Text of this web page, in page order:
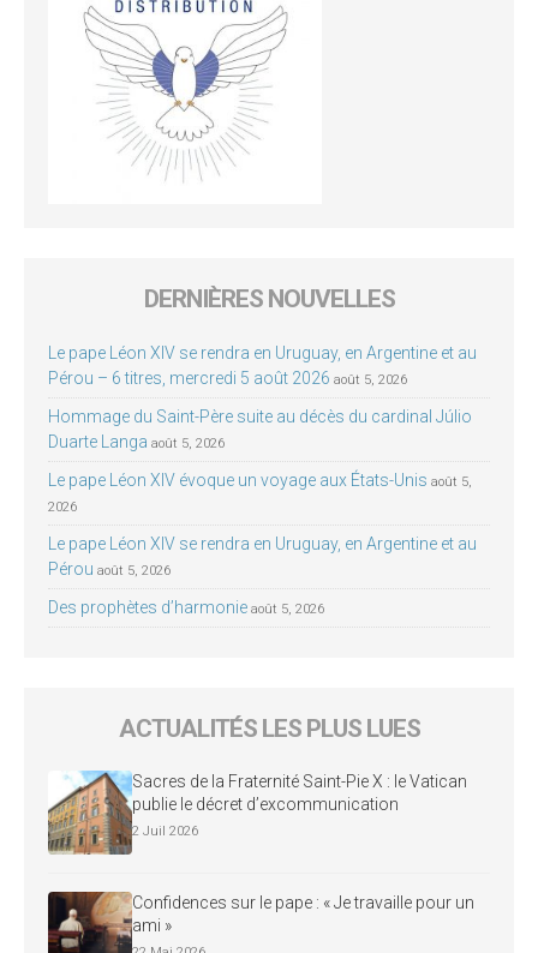
DERNIÈRES NOUVELLES
Le pape Léon XIV se rendra en Uruguay, en Argentine et au
Pérou – 6 titres, mercredi 5 août 2026 août 5, 2026
Hommage du Saint-Père suite au décès du cardinal Júlio
Duarte Langa août 5, 2026
Le pape Léon XIV évoque un voyage aux États-Unis août 5,
2026
Le pape Léon XIV se rendra en Uruguay, en Argentine et au
Pérou août 5, 2026
Des prophètes d’harmonie août 5, 2026
ACTUALITÉS LES PLUS LUES
Sacres de la Fraternité Saint-Pie X : le Vatican
publie le décret d’excommunication
2 Juil 2026
Confidences sur le pape : « Je travaille pour un
ami »